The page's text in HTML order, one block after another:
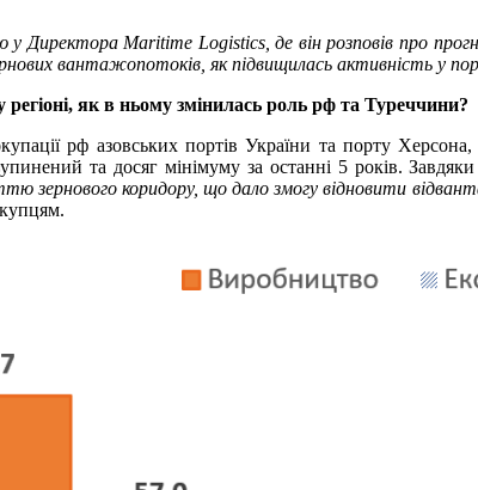
Директора Maritime Logistics, де він розповів про
вантажопотоків, як підвищилась активність у
як в ньому змінилась роль рф та Туреччини?
рф азовських портів України та порту
та досяг мінімуму за останні 5 років.
зернового коридору, що дало змогу відновити